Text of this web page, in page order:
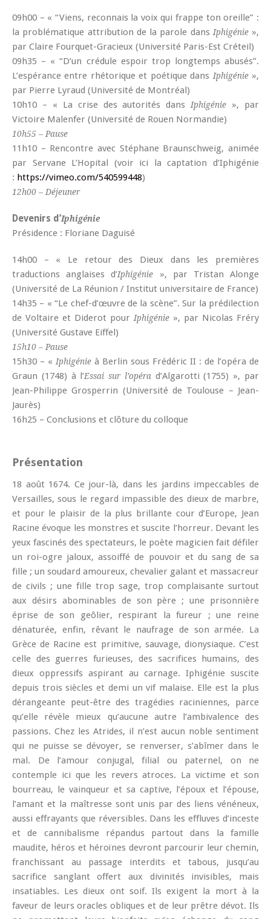
09h00 – « “Viens, reconnais la voix qui frappe ton oreille” :
la problématique attribution de la parole dansIphigénie»,
par Claire Fourquet-Gracieux (Université Paris-Est Créteil)
09h35 – « “D’un crédule espoir trop longtemps abusés”.
L’espérance entre rhétorique et poétique dansIphigénie»,
par Pierre Lyraud (Université de Montréal)
10h10 – « La crise des autorités dansIphigénie », par
Victoire Malenfer (Université de Rouen Normandie)
10h55 – Pause
11h10 – Rencontre avec Stéphane Braunschweig, animée
par Servane L’Hopital (voir ici la captation d’Iphigénie
: https://vimeo.com/540599448)
12h00 – Déjeuner
Devenirs d’Iphigénie
Présidence : Floriane Daguisé
14h00 – « Le retour des Dieux dans les premières
traductions anglaises d’Iphigénie », par Tristan Alonge
(Université de La Réunion / Institut universitaire de France)
14h35 – « “Le chef-d’œuvre de la scène”. Sur la prédilection
de Voltaire et Diderot pourIphigénie », par Nicolas Fréry
(Université Gustave Eiffel)
15h10 – Pause
15h30 – «Iphigénie à Berlin sous Frédéric II : de l’opéra de
Graun (1748) à l’Essai sur l’opérad’Algarotti (1755) », par
Jean-Philippe Grosperrin (Université de Toulouse – Jean-
Jaurès)
16h25 – Conclusions et clôture du colloque
Présentation
18 août 1674. Ce jour-là, dans les jardins impeccables de
Versailles, sous le regard impassible des dieux de marbre,
et pour le plaisir de la plus brillante cour d’Europe, Jean
Racine évoque les monstres et suscite l’horreur. Devant les
yeux fascinés des spectateurs, le poète magicien fait défiler
un roi-ogre jaloux, assoiffé de pouvoir et du sang de sa
fille ; un soudard amoureux, chevalier galant et massacreur
de civils ; une fille trop sage, trop complaisante surtout
aux désirs abominables de son père ; une prisonnière
éprise de son geôlier, respirant la fureur ; une reine
dénaturée, enfin, rêvant le naufrage de son armée. La
Grèce de Racine est primitive, sauvage, dionysiaque. C’est
celle des guerres furieuses, des sacrifices humains, des
dieux oppressifs aspirant au carnage. Iphigénie suscite
depuis trois siècles et demi un vif malaise. Elle est la plus
dérangeante peut-être des tragédies raciniennes, parce
qu’elle révèle mieux qu’aucune autre l’ambivalence des
passions. Chez les Atrides, il n’est aucun noble sentiment
qui ne puisse se dévoyer, se renverser, s’abîmer dans le
mal. De l’amour conjugal, filial ou paternel, on ne
contemple ici que les revers atroces. La victime et son
bourreau, le vainqueur et sa captive, l’époux et l’épouse,
l’amant et la maîtresse sont unis par des liens vénéneux,
aussi effrayants que réversibles. Dans les effluves d’inceste
et de cannibalisme répandus partout dans la famille
maudite, héros et héroïnes devront parcourir leur chemin,
franchissant au passage interdits et tabous, jusqu’au
sacrifice sanglant offert aux divinités invisibles, mais
insatiables. Les dieux ont soif. Ils exigent la mort à la
faveur de leurs oracles obliques et de leur prêtre dévot. Ils